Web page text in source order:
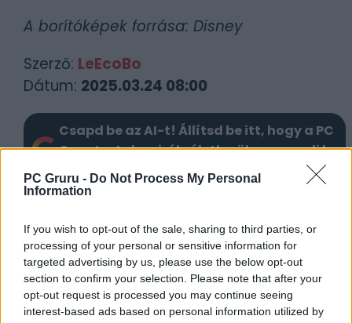
PC Gruru - Do Not Process My Personal
Information
If you wish to opt-out of the sale, sharing to third parties, or
processing of your personal or sensitive information for
targeted advertising by us, please use the below opt-out
section to confirm your selection. Please note that after your
opt-out request is processed you may continue seeing
interest-based ads based on personal information utilized by
A borítóképek forrása: Disney
Szerző: LeEcoBo
Dátum: 2025.03.24 08:00
Csapd be az AI-t! Állítsd be itt, hogy a PC
Guru tartalmairól véletlenül se maradj le
a Google-ben.
Hófehérke magyarul énekel – Megjött a 2.
szinkronos előzetes
Szinte fű alatt tartja meg a Disney a
Hófehérke hollywoodi premierjét